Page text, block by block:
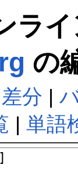
ラ
の
差分 |
| 単語